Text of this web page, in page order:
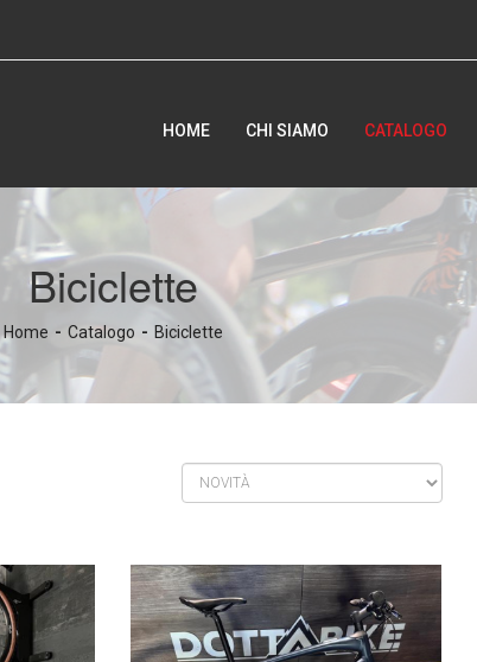
HOME CHI SIAMO CATALOGO
Biciclette
Home Catalogo Biciclette